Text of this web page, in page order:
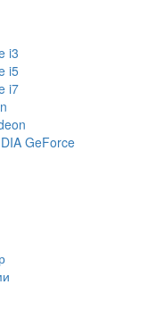
i3
i5
i7
GeForce